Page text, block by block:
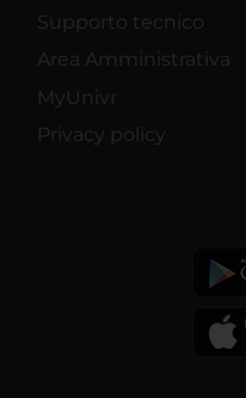
Supporto tecnico
Area Amministrativa
MyUnivr
Privacy policy